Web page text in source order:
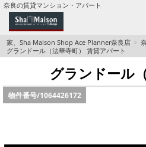
奈良の賃貸マンション・アパート
TOPページ
Foreigners welcome！
店長のおすすめ物件
家、Sha Maison Shop Ace Planner奈良店
グランドール（法華寺町） 賃貸アパート
グランドール
物件番号/1064426172